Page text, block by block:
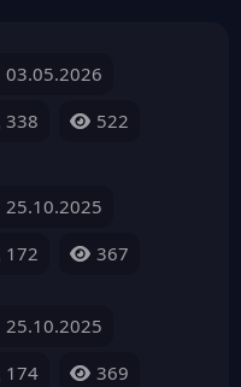
03.05.2026
338
522
25.10.2025
172
367
25.10.2025
174
369